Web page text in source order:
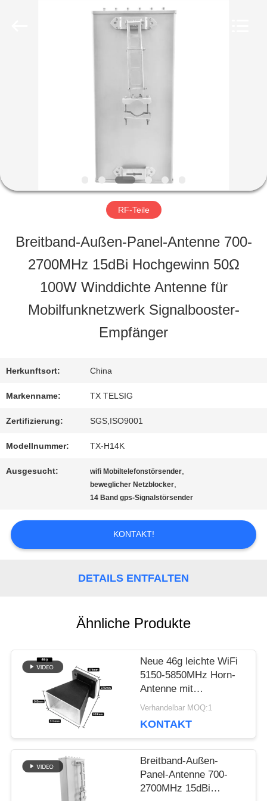
UNS
QUALITÄTSKONTROLLE
SIE
MIT
UNS
IN
VERBINDUNG
NACHRICHTEN
FORDERN
ZITAT
SITEMAP
PRIVACY
POLICY
RF-Teile
Breitband-Außen-Panel-Antenne 700-
2700MHz 15dBi Hochgewinn 50Ω
100W Winddichte Antenne für
Mobilfunknetzwerk Signalbooster-
Empfänger
Herkunftsort: China
Markenname: TX TELSIG
Zertifizierung: SGS,ISO9001
Modellnummer: TX-H14K
Ausgesucht: wifi Mobiltelefonstörsender,
beweglicher Netzblocker,
14 Band gps-Signalstörsender
KONTAKT!
DETAILS ENTFALTEN
Ähnliche Produkte
Neue 46g leichte WiFi
5150-5850MHz Horn-
Antenne mit
matschwarzer
Verhandelbar MOQ:1
KONTAKT
Breitband-Außen-
Panel-Antenne 700-
2700MHz 15dBi